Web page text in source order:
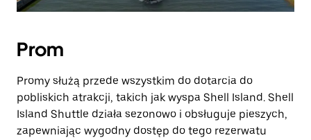
Prom
Promy służą przede wszystkim do dotarcia do
pobliskich atrakcji, takich jak wyspa Shell Island. Shell
Island Shuttle działa sezonowo i obsługuje pieszych,
zapewniając wygodny dostęp do tego rezerwatu